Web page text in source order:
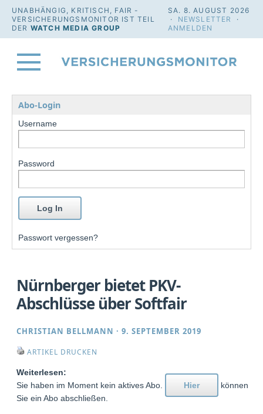
UNABHÄNGIG, KRITISCH, FAIR -
VERSICHERUNGSMONITOR IST TEIL
DER WATCH MEDIA GROUP
SA. 8. AUGUST 2026
· NEWSLETTER
·
ANMELDEN
Abo-Login
Username
Password
Passwort vergessen?
Nürnberger bietet PKV-
Abschlüsse über Softfair
CHRISTIAN BELLMANN ·9. SEPTEMBER 2019
ARTIKEL DRUCKEN
Weiterlesen:
Sie haben im Moment kein aktives Abo.
Hier
können
Sie ein Abo abschließen.